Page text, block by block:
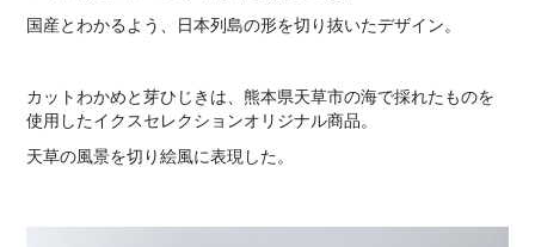
国産とわかるよう、日本列島の形を切り抜いたデザイン。
カットわかめと芽ひじきは、熊本県天草市の海で採れたものを
使用したイクスセレクションオリジナル商品。
天草の風景を切り絵風に表現した。